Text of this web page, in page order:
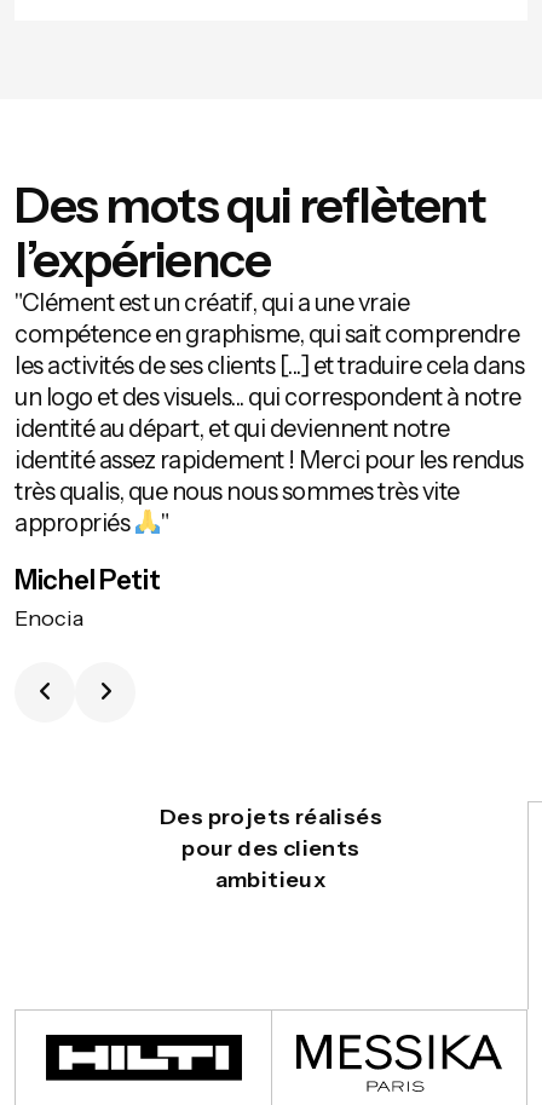
Des mots qui reflètent
l’expérience
"Clément est un créatif, qui a une vraie
compétence en graphisme, qui sait comprendre
les activités de ses clients [...] et traduire cela dans
un logo et des visuels... qui correspondent à notre
identité au départ, et qui deviennent notre
identité assez rapidement ! Merci pour les rendus
très qualis, que nous nous sommes très vite
appropriés
"
Michel Petit
Enocia
Des projets réalisés
pour des clients
ambitieux